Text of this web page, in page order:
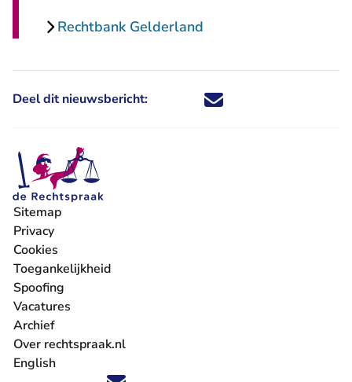
Rechtbank Gelderland
Deel dit nieuwsbericht: Deel dit nieuwsbericht via X -
Deel dit nieuwsbericht via
Deel dit nieuwsbericht
Deel dit
Sitemap
Privacy
Cookies
Toegankelijkheid
Spoofing
Vacatures
- U verlaat Rechtspraak.nl
Archief
Over rechtspraak.nl
English